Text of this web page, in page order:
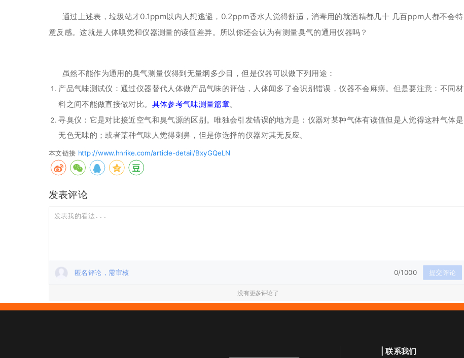
通过上述表，垃圾站才0.1ppm以内人想逃避，0.2ppm香水人觉得舒适，消毒用的就酒精都几十 几百ppm人都不会特
意反感。这就是人体嗅觉和仪器测量的读值差异。所以你还会认为有测量臭气的通用仪器吗？
虽然不能作为通用的臭气测量仪得到无量纲多少目，但是仪器可以做下列用途：
产品气味测试仪：通过仪器替代人体做产品气味的评估，人体闻多了会识别错误，仪器不会麻痹。但是要注意：不同材
料之间不能做直接做对比。 具体参考气味测量篇章。
寻臭仪：它是对比接近空气和臭气源的区别。唯独会引发错误的地方是：仪器对某种气体有读值但是人觉得这种气体是
无色无味的；或者某种气味人觉得刺鼻，但是你选择的仪器对其无反应。
本文链接 http://www.hnrike.com/article-detail/BxyGQeLN
发表评论
匿名评论，需审核 0/1000 提交评论
没有更多评论了
| 联系我们